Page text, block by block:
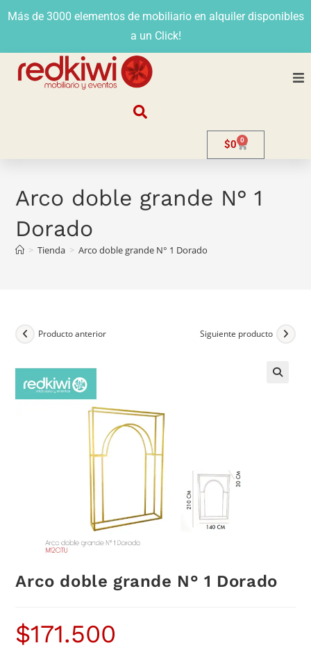
Más de 3000 elementos de mobiliario en alquiler disponibles
a un Click!
$0 0
Arco doble grande N° 1
Dorado
> Tienda > Arco doble grande N° 1 Dorado
Producto anterior Siguiente producto
Arco doble grande N° 1 Dorado
$171.500